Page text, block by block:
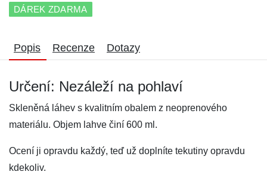
DÁREK ZDARMA
Popis Recenze Dotazy
Určení: Nezáleží na pohlaví
Skleněná láhev s kvalitním obalem z neoprenového
materiálu. Objem lahve činí 600 ml.
Ocení ji opravdu každý, teď už doplníte tekutiny opravdu
kdekoliv.